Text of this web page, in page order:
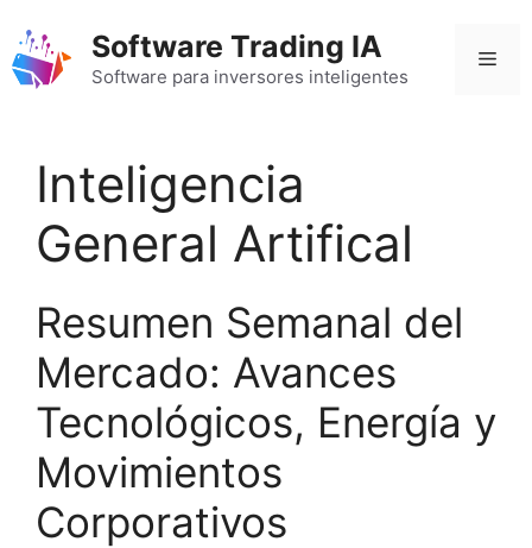
contenido
Software Trading IA
Software para inversores inteligentes
Inteligencia
General Artifical
Resumen Semanal del
Mercado: Avances
Tecnológicos, Energía y
Movimientos
Corporativos